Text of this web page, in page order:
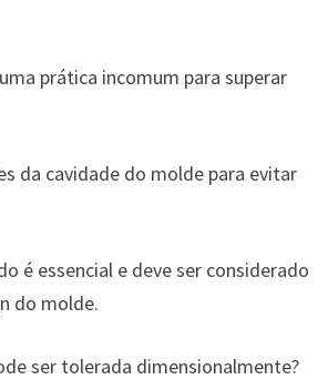
prática incomum para superar
da cavidade do molde para evitar
é essencial e deve ser considerado
do molde.
ser tolerada dimensionalmente?